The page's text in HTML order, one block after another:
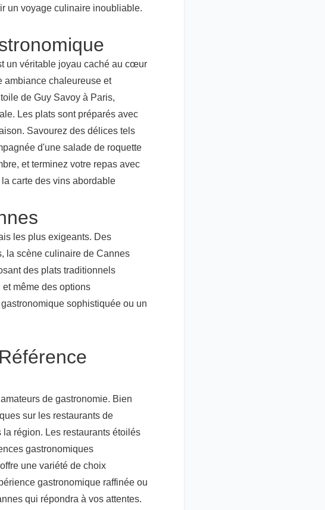
un voyage culinaire inoubliable.
un véritable joyau caché au cœur
ambiance chaleureuse et
de Guy Savoy à Paris,
Les plats sont préparés avec
Savourez des délices tels
d'une salade de roquette
et terminez votre repas avec
carte des vins abordable
les plus exigeants. Des
la scène culinaire de Cannes
des plats traditionnels
même des options
sophistiquée ou un
de gastronomie. Bien
sur les restaurants de
région. Les restaurants étoilés
gastronomiques
une variété de choix
gastronomique raffinée ou
qui répondra à vos attentes.